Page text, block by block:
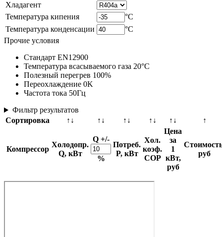
Хладагент
Температура кипения
°C
Температура конденсации
°C
Прочие условия
Стандарт EN12900
Температура всасываемого газа 20°C
Полезный перегрев 100%
Переохлаждение 0K
Частота тока 50Гц
Фильтр результатов
Сортировка
↑↓ ↑↓ ↑↓ ↑↓ ↑↓ ↑
Компрессор
Холодопр.
Q, кВт
Q +/-
%
Потреб.
P, кВт
Хол.
коэф.
COP
Цена
за
1
кВт,
руб
руб